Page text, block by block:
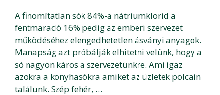
A finomítatlan sók 84%-a nátriumklorid a
fentmaradó 16% pedig az emberi szervezet
működéséhez elengedhetetlen ásványi anyagok.
Manapság azt próbálják elhitetni velünk, hogy a
só nagyon káros a szervezetünkre. Ami igaz
azokra a konyhasókra amiket az üzletek polcain
találunk. Szép fehér, …